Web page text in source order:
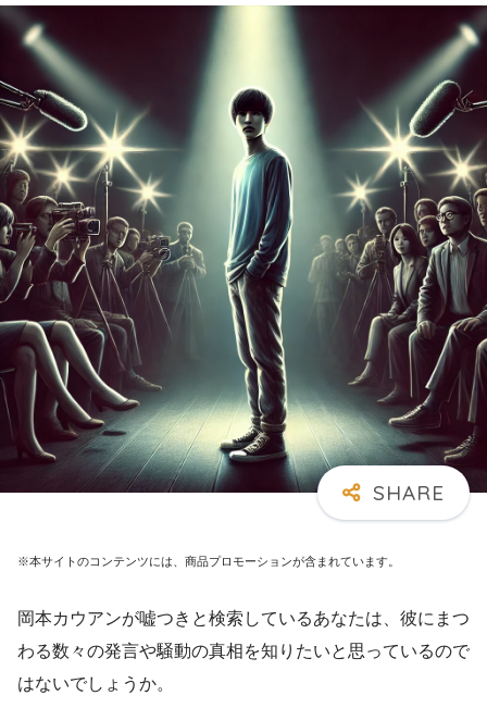
※本サイトのコンテンツには、商品プロモーションが含まれています。
岡本カウアンが嘘つきと検索しているあなたは、彼にまつ
わる数々の発言や騒動の真相を知りたいと思っているので
はないでしょうか。